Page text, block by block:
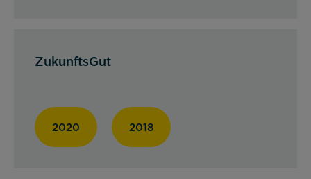
ZukunftsGut
2020 2018